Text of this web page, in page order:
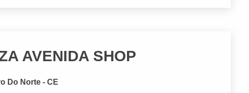
AVENIDA SHOP
Do Norte - CE